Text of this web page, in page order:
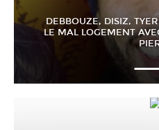
DEBBOUZE, DISIZ,
LE MAL LOGEMENT